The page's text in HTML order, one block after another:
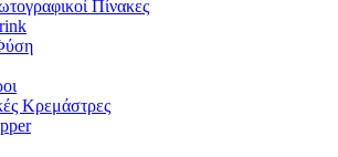
Πίνακες
Κρεμάστρες